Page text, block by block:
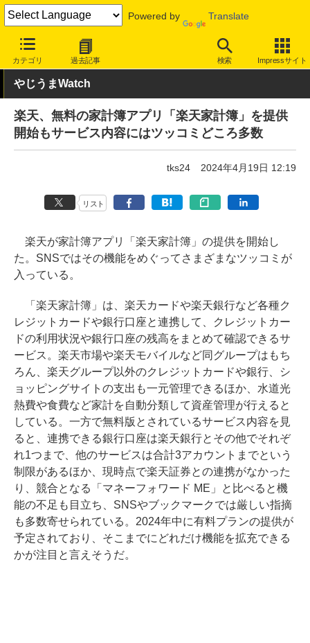
Powered by Translate
カテゴリ 過去記事 検索 Impressサイト
INTERNET Watch サービス/ソフト サービス その他
やじうまWatch
楽天、無料の家計簿アプリ「楽天家計簿」を提供
開始もサービス内容にはツッコミどころ多数
tks24 2024年4月19日 12:19
リスト
楽天が家計簿アプリ「楽天家計簿」の提供を開始し
た。SNSではその機能をめぐってさまざまなツッコミが
入っている。
「楽天家計簿」は、楽天カードや楽天銀行など各種ク
レジットカードや銀行口座と連携して、クレジットカー
ドの利用状況や銀行口座の残高をまとめて確認できるサ
ービス。楽天市場や楽天モバイルなど同グループはもち
ろん、楽天グループ以外のクレジットカードや銀行、シ
ョッピングサイトの支出も一元管理できるほか、水道光
熱費や食費など家計を自動分類して資産管理が行えると
している。一方で無料版とされているサービス内容を見
ると、連携できる銀行口座は楽天銀行とその他でそれぞ
れ1つまで、他のサービスは合計3アカウントまでという
制限があるほか、現時点で楽天証券との連携がなかった
り、競合となる「マネーフォワード ME」と比べると機
能の不足も目立ち、SNSやブックマークでは厳しい指摘
も多数寄せられている。2024年中に有料プランの提供が
予定されており、そこまでにどれだけ機能を拡充できる
かが注目と言えそうだ。